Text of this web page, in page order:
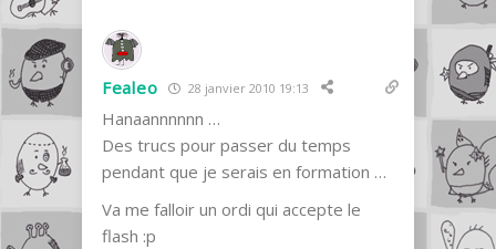
Fealeo 28 janvier 2010 19:13
Hanaannnnnn …
Des trucs pour passer du temps
pendant que je serais en formation …
Va me falloir un ordi qui accepte le
flash :p